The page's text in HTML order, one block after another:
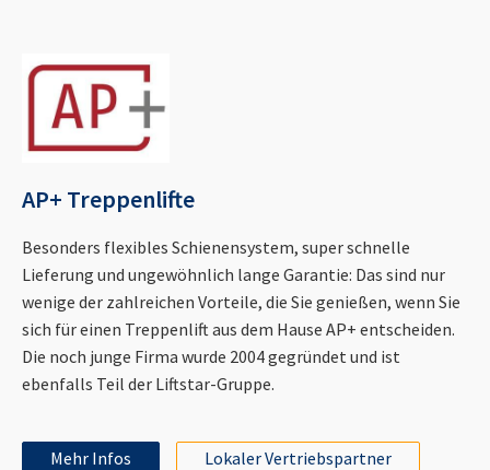
AP+ Treppenlifte
Besonders flexibles Schienensystem, super schnelle
Lieferung und ungewöhnlich lange Garantie: Das sind nur
wenige der zahlreichen Vorteile, die Sie genießen, wenn Sie
sich für einen Treppenlift aus dem Hause AP+ entscheiden.
Die noch junge Firma wurde 2004 gegründet und ist
ebenfalls Teil der Liftstar-Gruppe.
Mehr Infos Lokaler Vertriebspartner